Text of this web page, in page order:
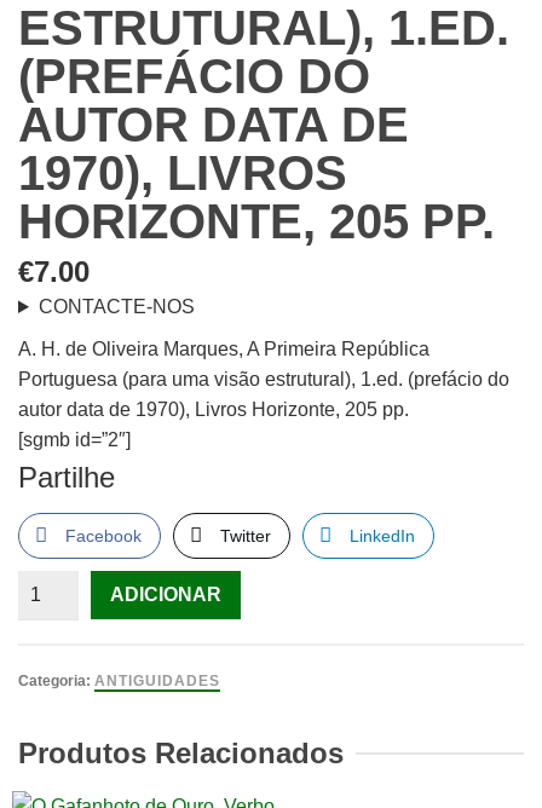
ESTRUTURAL), 1.ED.
(PREFÁCIO DO
AUTOR DATA DE
1970), LIVROS
HORIZONTE, 205 PP.
€7.00
CONTACTE-NOS
A. H. de Oliveira Marques, A Primeira República
Portuguesa (para uma visão estrutural), 1.ed. (prefácio do
autor data de 1970), Livros Horizonte, 205 pp.
[sgmb id=”2″]
Partilhe
Facebook Twitter LinkedIn
Quantidade
H.
Marques,
A
ADICIONAR
Categoria: ANTIGUIDADES
Produtos Relacionados